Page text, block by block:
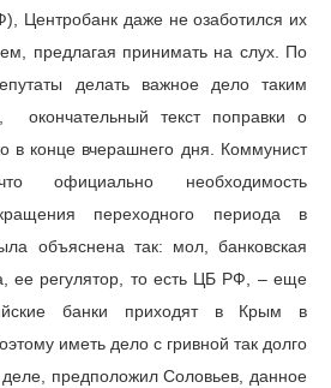
Центробанк даже не озаботился их
предлагая принимать на слух. По
делать важное дело таким
окончательный текст поправки о
в конце вчерашнего дня. Коммунист
официально необходимость
переходного периода в
объяснена так: мол, банковская
ее регулятор, то есть ЦБ РФ, – еще
банки приходят в Крым в
иметь дело с гривной так долго
предположил Соловьев, данное